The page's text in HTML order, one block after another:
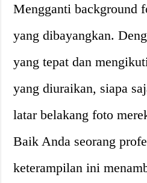
Mengganti background
yang dibayangkan.
yang tepat dan
yang diuraikan, siapa
latar belakang foto
Baik Anda seorang
keterampilan ini